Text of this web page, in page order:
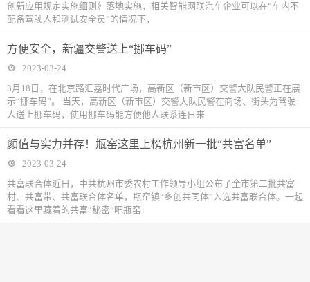
创新应用规定实施细则》落地实施，相关智能网联汽车企业可以在“车内不
配备驾驶人和测试安全员”的情况下，
方便安全，新疆交警送上“挪车码”
2023-03-24
3月18日，在北京路汇嘉时代广场，高新区（新市区）交警大队民警正在展
示“挪车码”。 当天，高新区（新市区）交警大队民警在商场、街头为驾驶
人送上挪车码，使用挪车码能方便他人联系连日来
颜值与实力并存！瓶窑这里上榜杭州新一批“共富名单”
2023-03-24
共富联合体近日，中共杭州市委农村工作领导小组公布了全市第二批共富
村、共富带、共富联合体名单，瓶窑镇“乡创共同体”入选共富联合体。一起
看看这里藏着的共富“秘密”吧瓶窑